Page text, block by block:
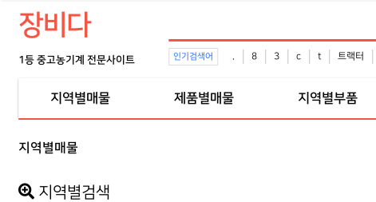
장비다
1등 중고농기계 전문사이트 인기검색어 . 8 3 c t 트랙터
지역별매물 제품별매물 지역별부품
지역별매물
지역별검색